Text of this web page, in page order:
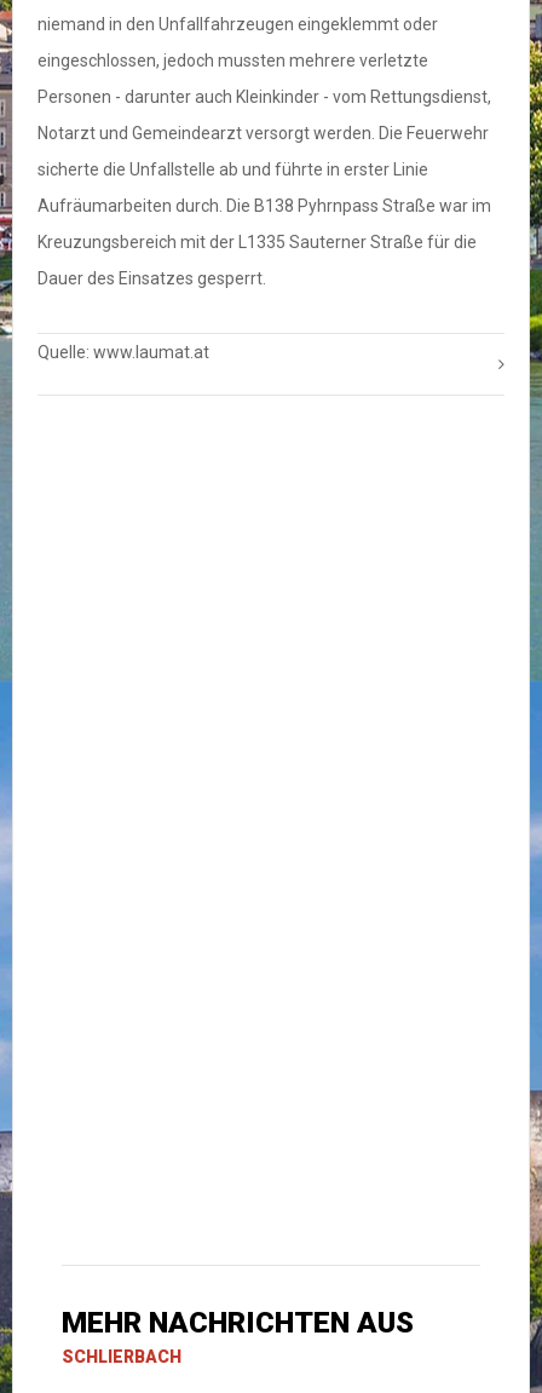
niemand in den Unfallfahrzeugen eingeklemmt oder
eingeschlossen, jedoch mussten mehrere verletzte
Personen - darunter auch Kleinkinder - vom Rettungsdienst,
Notarzt und Gemeindearzt versorgt werden. Die Feuerwehr
sicherte die Unfallstelle ab und führte in erster Linie
Aufräumarbeiten durch. Die B138 Pyhrnpass Straße war im
Kreuzungsbereich mit der L1335 Sauterner Straße für die
Dauer des Einsatzes gesperrt.
Quelle: www.laumat.at
MEHR NACHRICHTEN AUS
SCHLIERBACH